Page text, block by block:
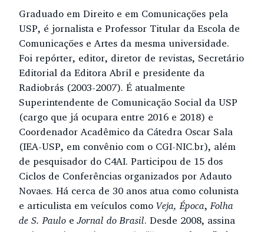
Graduado em Direito e em Comunicações pela
USP, é jornalista e Professor Titular da Escola de
Comunicações e Artes da mesma universidade.
Foi repórter, editor, diretor de revistas, Secretário
Editorial da Editora Abril e presidente da
Radiobrás (2003-2007). É atualmente
Superintendente de Comunicação Social da USP
(cargo que já ocupara entre 2016 e 2018) e
Coordenador Acadêmico da Cátedra Oscar Sala
(IEA-USP, em convênio com o CGI-NIC.br), além
de pesquisador do C4AI. Participou de 15 dos
Ciclos de Conferências organizados por Adauto
Novaes. Há cerca de 30 anos atua como colunista
e articulista em veículos como Veja, Época,Folha
de S. Paulo eJornal do Brasil. Desde 2008, assina